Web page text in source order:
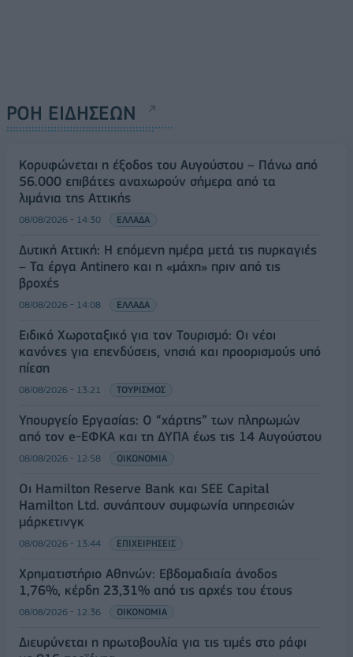
ΡΟΗ ΕΙΔΗΣΕΩΝ
Κορυφώνεται η έξοδος του Αυγούστου – Πάνω από
56.000 επιβάτες αναχωρούν σήμερα από τα
λιμάνια της Αττικής
08/08/2026 - 14:30 ΕΛΛΑΔΑ
Δυτική Αττική: Η επόμενη ημέρα μετά τις πυρκαγιές
– Τα έργα Antinero και η «μάχη» πριν από τις
βροχές
08/08/2026 - 14:08 ΕΛΛΑΔΑ
Ειδικό Χωροταξικό για τον Τουρισμό: Οι νέοι
κανόνες για επενδύσεις, νησιά και προορισμούς υπό
πίεση
08/08/2026 - 13:21 ΤΟΥΡΙΣΜΟΣ
Υπουργείο Εργασίας: Ο “χάρτης” των πληρωμών
από τον e-ΕΦΚΑ και τη ΔΥΠΑ έως τις 14 Αυγούστου
08/08/2026 - 12:58 ΟΙΚΟΝΟΜΙΑ
Οι Hamilton Reserve Bank και SEE Capital
Hamilton Ltd. συνάπτουν συμφωνία υπηρεσιών
μάρκετινγκ
08/08/2026 - 13:44 ΕΠΙΧΕΙΡΗΣΕΙΣ
Χρηματιστήριο Αθηνών: Εβδομαδιαία άνοδος
1,76%, κέρδη 23,31% από τις αρχές του έτους
08/08/2026 - 12:36 ΟΙΚΟΝΟΜΙΑ
Διευρύνεται η πρωτοβουλία για τις τιμές στο ράφι